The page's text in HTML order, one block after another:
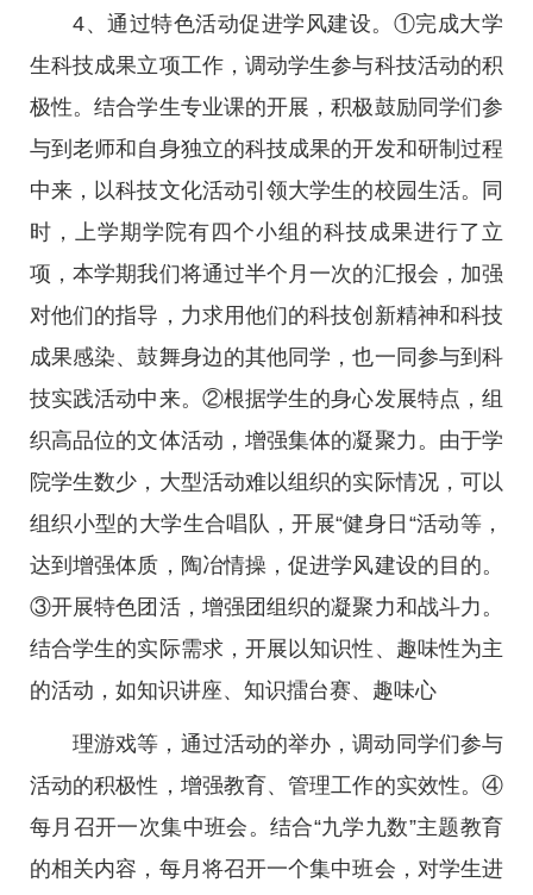
4、通过特色活动促进学风建设。①完成大学
生科技成果立项工作，调动学生参与科技活动的积
极性。结合学生专业课的开展，积极鼓励同学们参
与到老师和自身独立的科技成果的开发和研制过程
中来，以科技文化活动引领大学生的校园生活。同
时，上学期学院有四个小组的科技成果进行了立
项，本学期我们将通过半个月一次的汇报会，加强
对他们的指导，力求用他们的科技创新精神和科技
成果感染、鼓舞身边的其他同学，也一同参与到科
技实践活动中来。②根据学生的身心发展特点，组
织高品位的文体活动，增强集体的凝聚力。由于学
院学生数少，大型活动难以组织的实际情况，可以
组织小型的大学生合唱队，开展“健身日“活动等，
达到增强体质，陶冶情操，促进学风建设的目的。
③开展特色团活，增强团组织的凝聚力和战斗力。
结合学生的实际需求，开展以知识性、趣味性为主
的活动，如知识讲座、知识擂台赛、趣味心
理游戏等，通过活动的举办，调动同学们参与
活动的积极性，增强教育、管理工作的实效性。④
每月召开一次集中班会。结合“九学九数”主题教育
的相关内容，每月将召开一个集中班会，对学生进